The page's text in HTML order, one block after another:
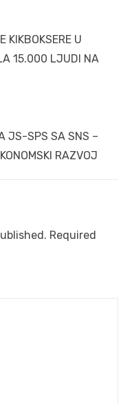
KIKBOKSERE U
15.000 LJUDI NA
JS-SPS SA SNS –
RAZVOJ
Required